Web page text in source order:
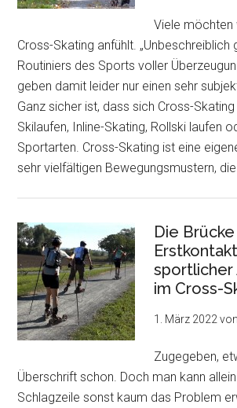
Viele möchten
Cross-Skating anfühlt. „Unbeschreiblich
Routiniers des Sports voller
geben damit leider nur einen sehr
Ganz sicher ist, dass sich Cross-
Skilaufen, Inline-Skating, Rollski laufen
Sportarten. Cross-Skating ist eine
sehr vielfältigen Bewegungsmustern, die
Die
im Cross-
1. März 2022von
Zugegeben,
Überschrift schon. Doch man kann
Schlagzeile sonst kaum das Problem